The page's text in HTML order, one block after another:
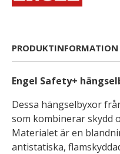
PRODUKTINFORMATION
Engel Safety+
Dessa hängselbyxor
som kombinerar skydd
Materialet är en
antistatiska,